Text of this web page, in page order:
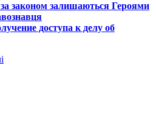
законом залишаються Героями
доступа к делу об